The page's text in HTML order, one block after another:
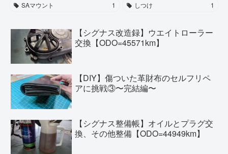
SAマウント
1 しつけ 1
【シグナス改造録】ウエイトローラー
交換【ODO=45571km】
【DIY】傷ついた革財布のセルフリペ
アに挑戦③〜完結編〜
【シグナス整備帳】オイルとプラグ交
換、その他整備【ODO=44949km】